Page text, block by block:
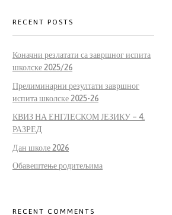
RECENT POSTS
Коначни резлатати са завршног испита
школске 2025/26
Прелиминарни резултати завршног
испита школске 2025-26
КВИЗ НА ЕНГЛЕСКОМ ЈЕЗИКУ – 4.
РАЗРЕД
Дан школе 2026
Обавештење родитељима
RECENT COMMENTS